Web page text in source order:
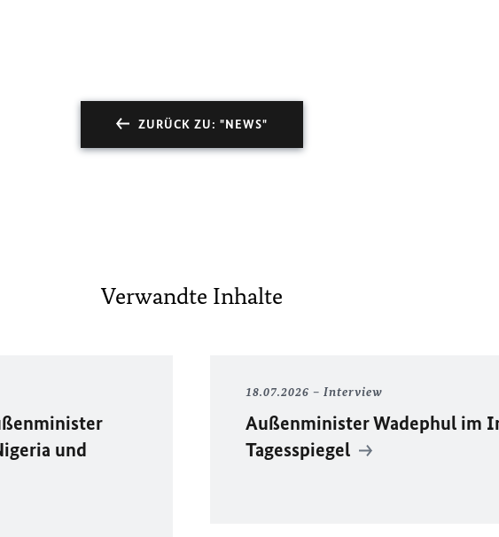
ZURÜCK ZU: "NEWS"
Verwandte Inhalte
und
18.07.2026 Interview
Außenminister Wadephul im
Tagesspiegel